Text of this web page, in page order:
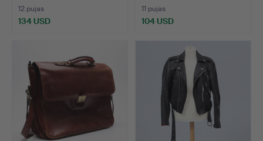
12 pujas
134 USD
11 pujas
104 USD